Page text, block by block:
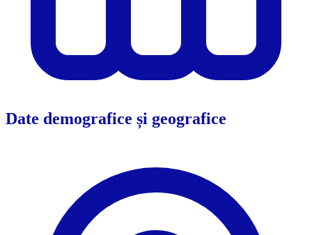
Date demografice și geografice